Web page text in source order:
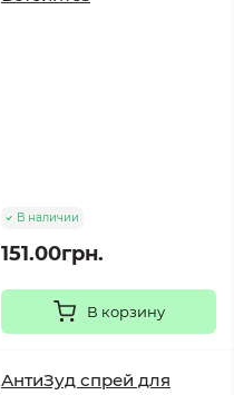
В наличии
151.00грн.
В корзину
АнтиЗуд спрей для